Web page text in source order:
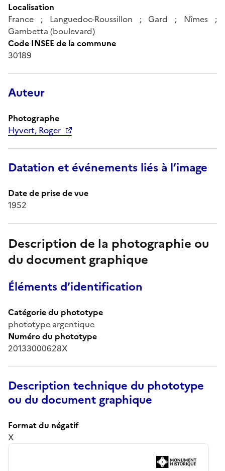
Localisation
France ; Languedoc-Roussillon ; Gard ; Nîmes ;
Gambetta (boulevard)
Code INSEE de la commune
30189
Auteur
Photographe
Hyvert, Roger
Datation et événements liés à l’image
Date de prise de vue
1952
Description de la photographie ou
du document graphique
Éléments d’identification
Catégorie du phototype
phototype argentique
Numéro du phototype
20133000628X
Description technique du phototype
ou du document graphique
Format du négatif
X